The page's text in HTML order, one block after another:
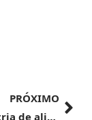
PRÓXIMO
Indústria de alimentos anuncia R$ 120 bilhões de investimentos até 2026